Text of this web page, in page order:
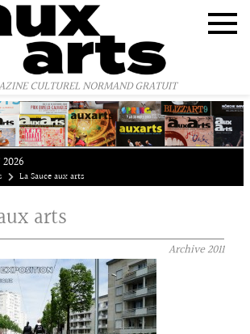
CULTUREL NORMAND GRATUIT
La Sauce aux arts
arts
Archive2011
cookies